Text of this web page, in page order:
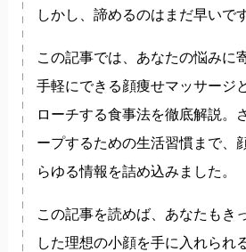
しかし、諦めるのはまだ早いで
この記事では、あなたの悩みに
手軽にできる顔痩せマッサージ
ローチする食事法を徹底解説。
ープするための生活習慣まで、
らゆる情報を詰め込みました。
この記事を読めば、あなたもき
した理想の小顔を手に入れられ